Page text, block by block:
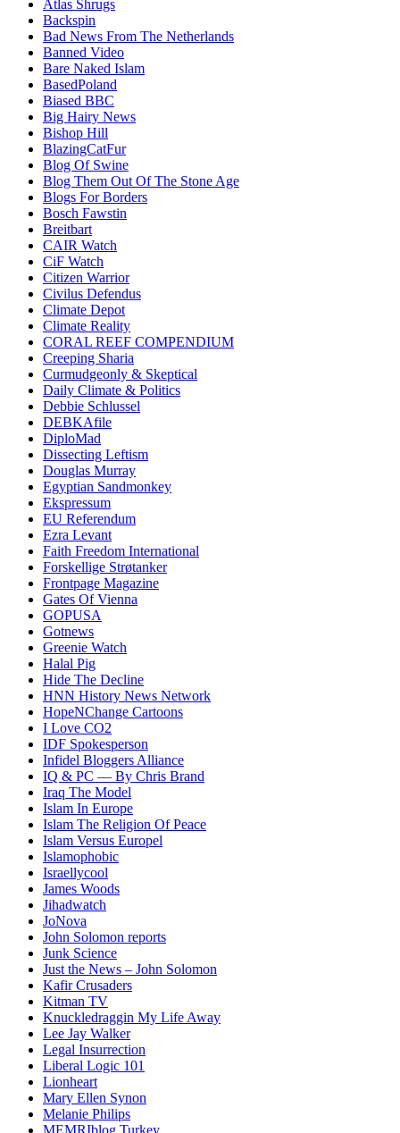
Atlas Shrugs
Backspin
Bad News From The Netherlands
Banned Video
Bare Naked Islam
BasedPoland
Biased BBC
Big Hairy News
Bishop Hill
BlazingCatFur
Blog Of Swine
Blog Them Out Of The Stone Age
Blogs For Borders
Bosch Fawstin
Breitbart
CAIR Watch
CiF Watch
Citizen Warrior
Civilus Defendus
Climate Depot
Climate Reality
CORAL REEF COMPENDIUM
Creeping Sharia
Curmudgeonly & Skeptical
Daily Climate & Politics
Debbie Schlussel
DEBKAfile
DiploMad
Dissecting Leftism
Douglas Murray
Egyptian Sandmonkey
Ekspressum
EU Referendum
Ezra Levant
Faith Freedom International
Forskellige Strøtanker
Frontpage Magazine
Gates Of Vienna
GOPUSA
Gotnews
Greenie Watch
Halal Pig
Hide The Decline
HNN History News Network
HopeNChange Cartoons
I Love CO2
IDF Spokesperson
Infidel Bloggers Alliance
IQ & PC — By Chris Brand
Iraq The Model
Islam In Europe
Islam The Religion Of Peace
Islam Versus Europel
Islamophobic
Israellycool
James Woods
Jihadwatch
JoNova
John Solomon reports
Junk Science
Just the News – John Solomon
Kafir Crusaders
Kitman TV
Knuckledraggin My Life Away
Lee Jay Walker
Legal Insurrection
Liberal Logic 101
Lionheart
Mary Ellen Synon
Melanie Philips
MEMRIblog Turkey